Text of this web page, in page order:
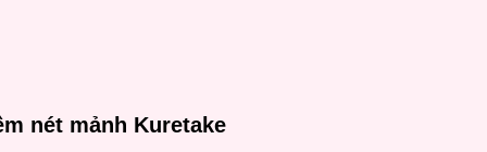
nét mảnh Kuretake